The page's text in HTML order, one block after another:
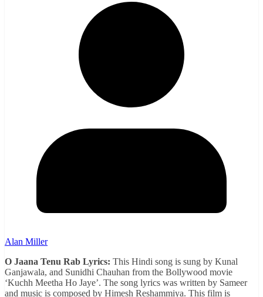
Alan Miller
O Jaana Tenu Rab Lyrics: This Hindi song is sung by Kunal
Ganjawala, and Sunidhi Chauhan from the Bollywood movie
‘Kuchh Meetha Ho Jaye’. The song lyrics was written by Sameer
and music is composed by Himesh Reshammiya. This film is